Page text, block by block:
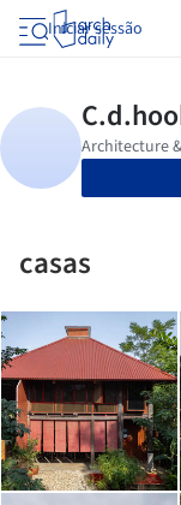
Iniciar sessão
casas